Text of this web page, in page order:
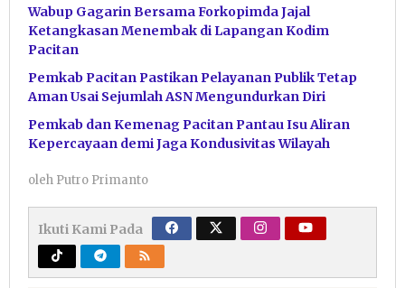
Wabup Gagarin Bersama Forkopimda Jajal
Ketangkasan Menembak di Lapangan Kodim
Pacitan
Pemkab Pacitan Pastikan Pelayanan Publik Tetap
Aman Usai Sejumlah ASN Mengundurkan Diri
Pemkab dan Kemenag Pacitan Pantau Isu Aliran
Kepercayaan demi Jaga Kondusivitas Wilayah
oleh Putro Primanto
Ikuti Kami Pada